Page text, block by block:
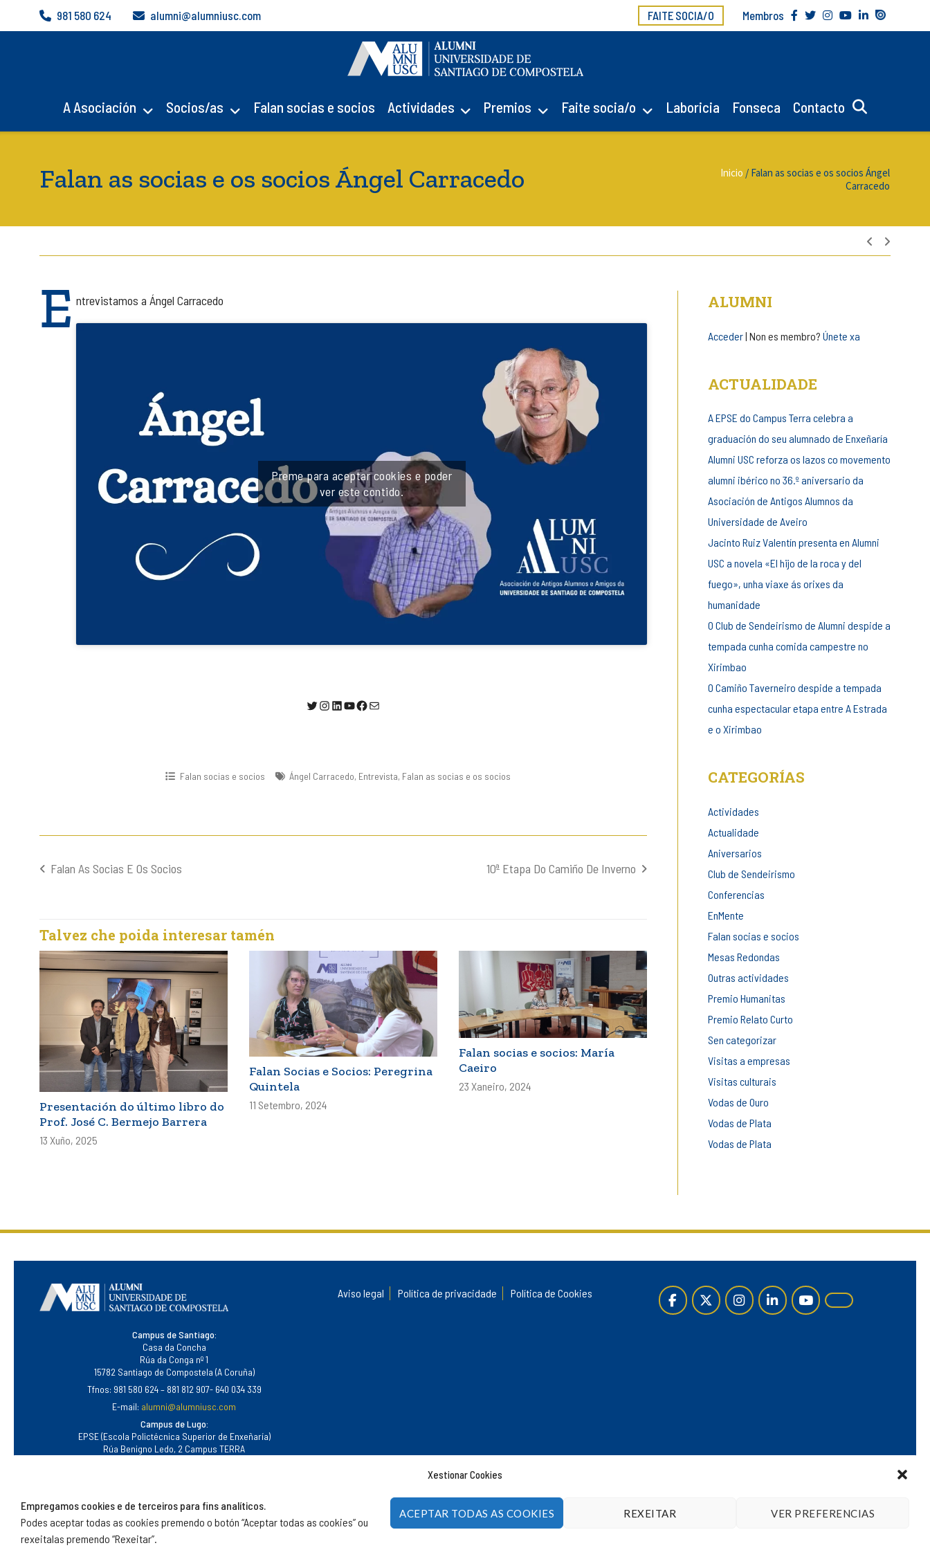
Xestionar Cookies
Empregamos cookies e de terceiros para fins analíticos.
Podes aceptar todas as cookies premendo o botón “Aceptar todas as cookies” ou
rexeitalas premendo “Rexeitar”.
ACEPTAR TODAS AS COOKIES REXEITAR VER PREFERENCIAS
981 580 624 alumni@alumniusc.com FAITE SOCIA/O Membros
A Asociación Socios/as Falan socias e socios Actividades Premios Faite socia/o Laboricia Fonseca Contacto
Falan as socias e os socios Ángel Carracedo Inicio / Falan as socias e os socios Ángel
Carracedo
E ntrevistamos a Ángel Carracedo
Preme para aceptar cookies e poder
ver este contido.
@AlumniUSC1
Instagram
LinkedIn
YouTube
Facebook
Correo electrónico
Falan socias e socios Ángel Carracedo, Entrevista, Falan as socias e os socios
Navegación
entradas
Falan As Socias E Os Socios 10ª Etapa Do Camiño De Inverno
Talvez che poida interesar tamén
Presentación do último libro do
Prof. José C. Bermejo Barrera
13 Xuño, 2025
Falan Socias e Socios: Peregrina
Quintela
11 Setembro, 2024
Falan socias e socios: María
Caeiro
23 Xaneiro, 2024
ALUMNI
Acceder| Non es membro? Únete xa
ACTUALIDADE
A EPSE do Campus Terra celebra a
graduación do seu alumnado de Enxeñaría
Alumni USC reforza os lazos co movemento
alumni ibérico no 36.º aniversario da
Asociación de Antigos Alumnos da
Universidade de Aveiro
Jacinto Ruiz Valentín presenta en Alumni
USC a novela «El hijo de la roca y del
fuego», unha viaxe ás orixes da
humanidade
O Club de Sendeirismo de Alumni despide a
tempada cunha comida campestre no
Xirimbao
O Camiño Taverneiro despide a tempada
cunha espectacular etapa entre A Estrada
e o Xirimbao
CATEGORÍAS
Actividades
Actualidade
Aniversarios
Club de Sendeirismo
Conferencias
EnMente
Falan socias e socios
Mesas Redondas
Outras actividades
Premio Humanitas
Premio Relato Curto
Sen categorizar
Visitas a empresas
Visitas culturais
Vodas de Ouro
Vodas de Plata
Vodas de Plata
Campus de Santiago:
Casa da Concha
Rúa da Conga nº 1
15782 Santiago de Compostela (A Coruña)
Tfnos: 981 580 624 – 881 812 907- 640 034 339
E-mail: alumni@alumniusc.com
Campus de Lugo:
EPSE (Escola Polictécnica Superior de Enxeñaría)
Rúa Benigno Ledo, 2 Campus TERRA
Aviso legal Política de privacidade Política de Cookies